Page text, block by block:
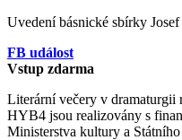
Uvedení básnické sbírky
FB událost
Vstup zdarma
Literární večery v dramaturgii
HYB4 jsou realizovány s
Ministerstva kultury a